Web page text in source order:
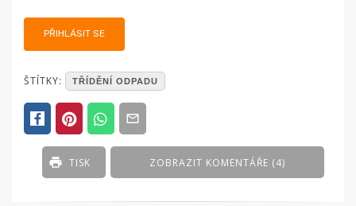
POSTED
SOUTĚŽE
A
ŠTÍTKY: TŘÍDĚNÍ ODPADU
ZOBRAZIT KOMENTÁŘE (4)
TISK